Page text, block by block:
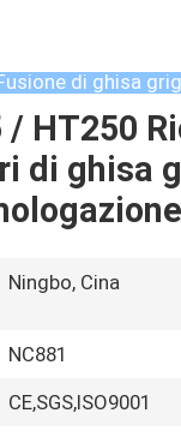
di ghisa
/ HT250
di ghisa
Ningbo, Cina
NC881
CE,SGS,ISO9001